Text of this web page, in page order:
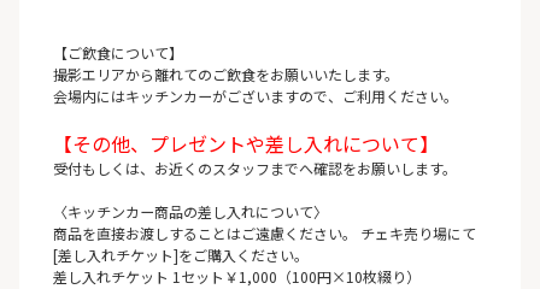
【ご飲食について】
撮影エリアから離れてのご飲食をお願いいたします。
会場内にはキッチンカーがございますので、ご利用ください。
【その他、プレゼントや差し入れについて】
受付もしくは、お近くのスタッフまでへ確認をお願いします。
〈キッチンカー商品の差し入れについて〉
商品を直接お渡しすることはご遠慮ください。 チェキ売り場にて
[差し入れチケット]をご購入ください。
差し入れチケット 1セット￥1,000（100円×10枚綴り）